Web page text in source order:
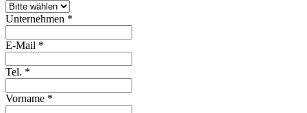
Unternehmen *
E-Mail *
Tel. *
Vorname *